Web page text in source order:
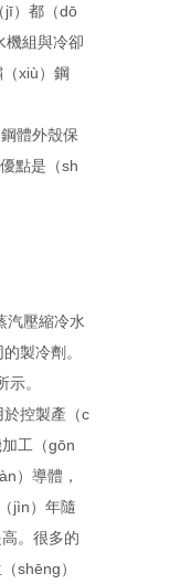
jī）都（dō
機組與冷卻
xiù）鋼
體外殼保
點是（sh
汽壓縮冷水
製冷劑。
示。
控製產（c
工（gōn
）導體，
jìn）年隨
。很多的
shēng）